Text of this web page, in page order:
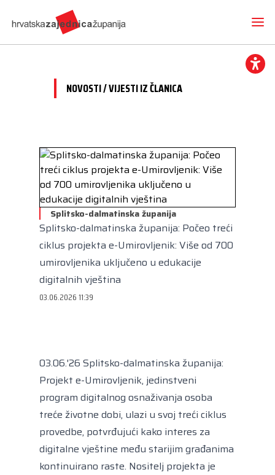
Novosti
Hrvatska zajednica županija
Vijesti iz članica
O nama
Dokumenti
Imenovanja
Predsjednik
Potpredsjednik
Članice
Radne skupine
Mediji
Projekti
Otvoreni proračun
Volim svoju županiju
Kuharica
Međunarodna suradnja
CEMR
Europski projekti
Kongres lokalnih i regionalnih vlasti Vijeća
Europe
Kontakt
NOVOSTI / VIJESTI IZ ČLANICA
Splitsko-dalmatinska županija
Splitsko-dalmatinska županija: Počeo treći
ciklus projekta e-Umirovljenik: Više od 700
umirovljenika uključeno u edukacije
digitalnih vještina
03.06.2026 11:39
03.06.'26 Splitsko-dalmatinska županija:
Projekt e-Umirovljenik, jedinstveni
program digitalnog osnaživanja osoba
treće životne dobi, ulazi u svoj treći ciklus
provedbe, potvrđujući kako interes za
digitalne vještine među starijim građanima
kontinuirano raste. Nositelj projekta je